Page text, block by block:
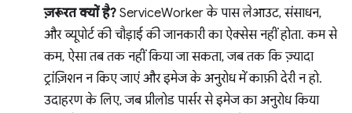
ज़रूरत क्यों है? ServiceWorker के पास लेआउट, संसाधन,
और व्यूपोर्ट की चौड़ाई की जानकारी का ऐक्सेस नहीं होता. कम से
कम, ऐसा तब तक नहीं किया जा सकता, जब तक कि ज़्यादा
ट्रांज़िशन न किए जाएं और इमेज के अनुरोध में काफ़ी देरी न हो.
उदाहरण के लिए, जब प्रीलोड पार्सर से इमेज का अनुरोध किया